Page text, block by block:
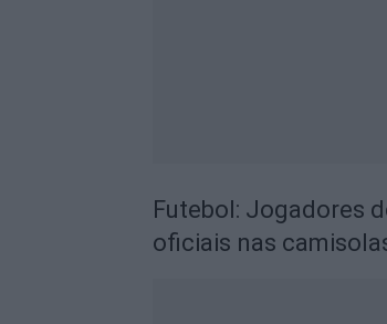
Futebol: Jogadores
oficiais nas